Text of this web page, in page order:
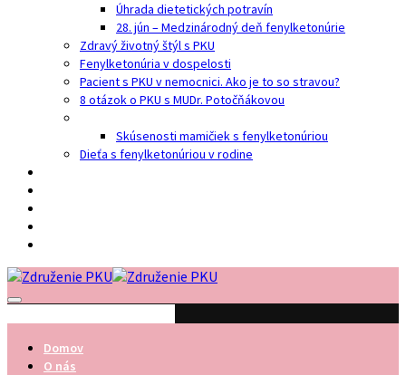
Úhrada dietetických potravín
28. jún – Medzinárodný deň fenylketonúrie
Zdravý životný štýl s PKU
Fenylketonúria v dospelosti
Pacient s PKU v nemocnici. Ako je to so stravou?
8 otázok o PKU s MUDr. Potočňákovou
Skúsenosti mamičiek s fenylketonúriou
Dieťa s fenylketonúriou v rodine
Domov
O nás